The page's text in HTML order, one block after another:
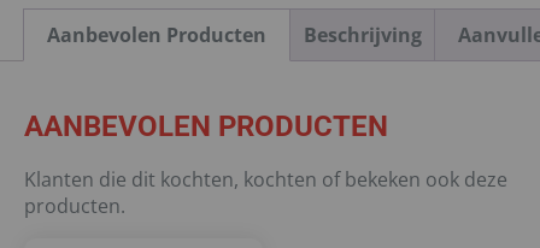
Aanbevolen Producten Beschrijving
AANBEVOLEN PRODUCTEN
Klanten die dit kochten, kochten of bekeken ook deze
producten.